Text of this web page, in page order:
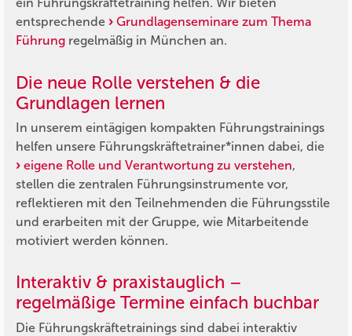
entsprechende
Grundlagenseminare zum Thema
Führung regelmäßig in München an.
Die neue Rolle verstehen & die
Grundlagen lernen
In unserem eintägigen kompakten Führungstrainings
helfen unsere Führungskräftetrainer*innen dabei, die
eigene Rolle und Verantwortung zu verstehen,
stellen die zentralen Führungsinstrumente vor,
reflektieren mit den Teilnehmenden die Führungsstile
und erarbeiten mit der Gruppe, wie Mitarbeitende
motiviert werden können.
Interaktiv & praxistauglich –
regelmäßige Termine einfach buchbar
Die Führungskräftetrainings sind dabei interaktiv